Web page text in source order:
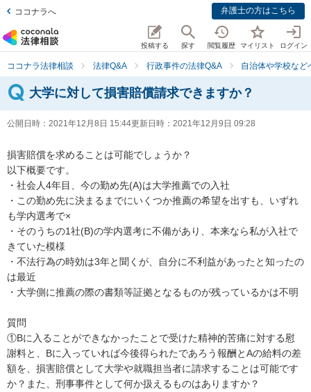
ココナラへ 弁護士の方はこちら
投稿する 探す 閲覧履歴 マイリスト ログイン
ココナラ法律相談 法律Q&A 行政事件の法律Q&A 自治体や学校など
大学に対して損害賠償請求できますか？
公開日時： 2021年12月8日 15:44更新日時： 2021年12月9日 09:28
損害賠償を求めることは可能でしょうか？
以下概要です。
・社会人4年目、今の勤め先(A)は大学推薦での入社
・この勤め先に決まるまでにいくつか推薦の希望を出すも、いずれ
も学内選考で×
・そのうちの1社(B)の学内選考に不備があり、本来なら私が入社で
きていた模様
・不法行為の時効は3年と聞くが、自分に不利益があったと知ったの
は最近
・大学側に推薦の際の書類等証拠となるものが残っているかは不明
質問
①Bに入ることができなかったことで受けた精神的苦痛に対する慰
謝料と、Bに入っていれば今後得られたであろう報酬とAの給料の差
額を、損害賠償として大学や就職担当者に請求することは可能です
か？また、刑事事件として何か扱えるものはありますか？